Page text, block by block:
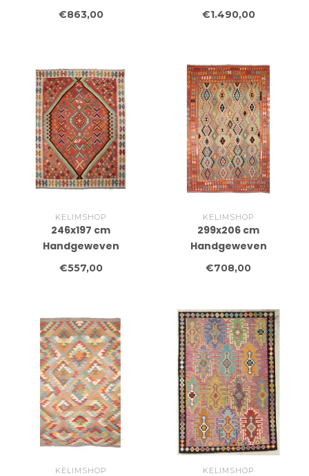
cm Traditional Kelim
Tapijt Wol
€863,00
cm Traditional Kelim
Tapijt Wol
€1.490,00
KELIMSHOP
246x197 cm
Handgeweven
Traditionele Kelim
€557,00
KELIMSHOP
299x206 cm
Handgeweven
Traditionele Kelim
€708,00
KELIMSHOP KELIMSHOP